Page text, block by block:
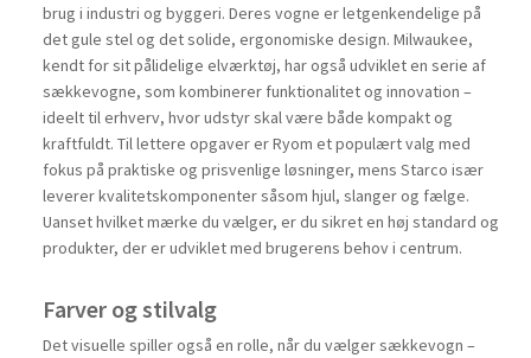
brug i industri og byggeri. Deres vogne er letgenkendelige på
det gule stel og det solide, ergonomiske design. Milwaukee,
kendt for sit pålidelige elværktøj, har også udviklet en serie af
sækkevogne, som kombinerer funktionalitet og innovation –
ideelt til erhverv, hvor udstyr skal være både kompakt og
kraftfuldt. Til lettere opgaver er Ryom et populært valg med
fokus på praktiske og prisvenlige løsninger, mens Starco især
leverer kvalitetskomponenter såsom hjul, slanger og fælge.
Uanset hvilket mærke du vælger, er du sikret en høj standard og
produkter, der er udviklet med brugerens behov i centrum.
Farver og stilvalg
Det visuelle spiller også en rolle, når du vælger sækkevogn –